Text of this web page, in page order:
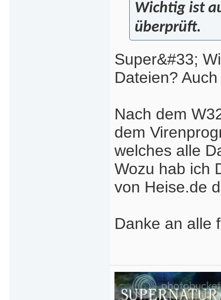
Wichtig ist
überprüft.
Super&#33;
Dateien?
Nach dem
dem
welches alle
Wozu hab ich
von Heise.de
Danke an alle